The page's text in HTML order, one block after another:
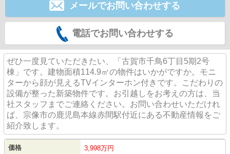
メールでお問い合わせする
電話でお問い合わせする
ぜひ一度見ていただきたい、「古賀市千鳥6丁目5期2号
棟」です。建物面積114.9㎡の物件はいかがですか。モニ
ターから顔が見えるTVインターホン付きです。こだわりの
設備が整った新築物件です。お引越しをお考えの方は、当
社スタッフまでご連絡ください。お問い合わせいただけれ
ば、宗像市の鹿児島本線赤間駅付近にある不動産情報をご
紹介致します。
価格 3,998万円